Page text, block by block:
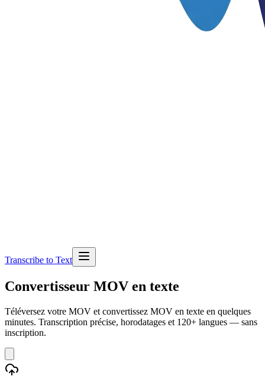
Transcribe to Text
Convertisseur MOV en texte
Téléversez votre MOV et convertissez MOV en texte en quelques
minutes. Transcription précise, horodatages et 120+ langues — sans
inscription.